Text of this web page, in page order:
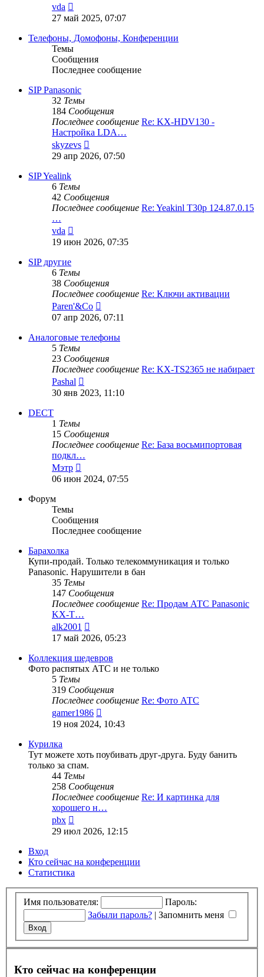
vda
к
последнему
сообщению
27 май 2025, 07:07
Телефоны, Домофоны, Конференции
Темы
Сообщения
Последнее сообщение
SIP Panasonic
32 Темы
184 Сообщения
Последнее сообщение Re: KX-HDV130 -
Настройка LDA…
skyzevs
к
последнему
29 апр 2026, 07:50
SIP Yealink
6 Темы
42 Сообщения
Последнее сообщение Re: Yeakinl T30p 124.87.0.15
…
vda
к
последнему
19 июн 2026, 07:35
SIP другие
6 Темы
38 Сообщения
Последнее сообщение Re: Ключи активации
Paren'&Co
к
сообщению
07 апр 2026, 07:11
Аналоговые телефоны
5 Темы
23 Сообщения
Последнее сообщение Re: KX-TS2365 не набирает
Pashal
к
последнему
30 янв 2023, 11:10
DECT
1 Темы
15 Сообщения
Последнее сообщение Re: База восьмипортовая
подкл…
Мэтр
к
последнему
06 июн 2024, 07:55
Форум
Темы
Сообщения
Последнее сообщение
Барахолка
Купи-продай. Только телекоммуникация и только
Panasonic. Нарушители в бан
35 Темы
147 Сообщения
Последнее сообщение Re: Продам АТС Panasonic
KX-T…
alk2001
к
последнему
сообщению
17 май 2026, 05:23
Коллекция шедевров
Фото распятых АТС и не только
5 Темы
319 Сообщения
Последнее сообщение Re: Фото АТС
gamer1986
к
19 ноя 2024, 10:43
Курилка
Тут можете хоть поубивать друг-друга. Буду банить
только за спам.
44 Темы
258 Сообщения
Последнее сообщение Re: И картинка для
хорошего н…
pbx
к
последнему
29 июл 2026, 12:15
Вход
Кто сейчас на конференции
Статистика
Имя пользователя:
Пароль:
Забыли пароль? | Запомнить меня
Кто сейчас на конференции